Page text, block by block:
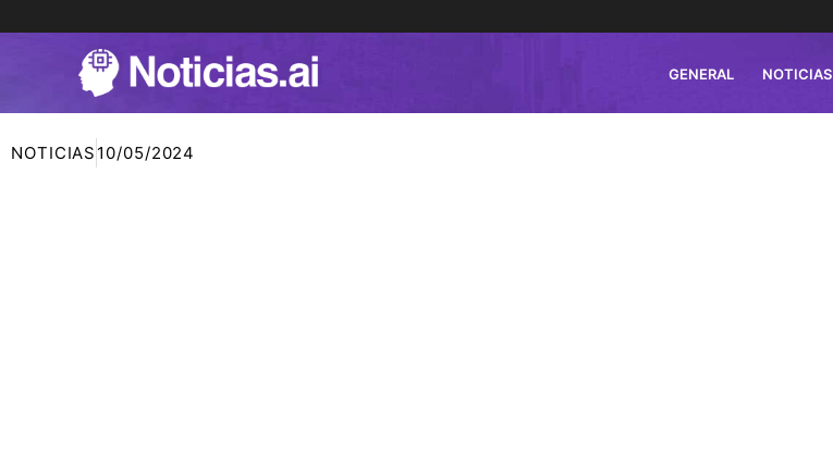
GENERAL NOTICIAS
NOTICIAS 10/05/2024